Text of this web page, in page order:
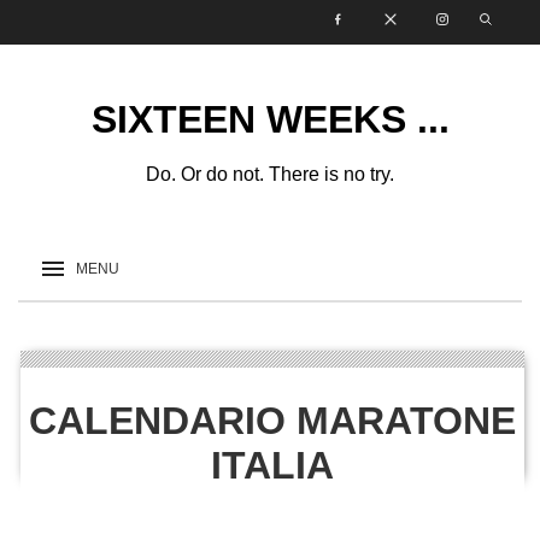
SIXTEEN WEEKS ...
Do. Or do not. There is no try.
CALENDARIO MARATONE
ITALIA